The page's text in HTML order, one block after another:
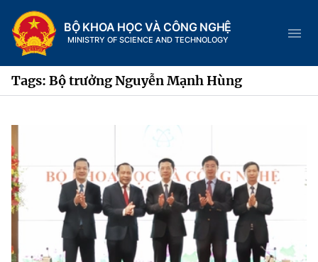
BỘ KHOA HỌC VÀ CÔNG NGHỆ
MINISTRY OF SCIENCE AND TECHNOLOGY
Trang chủ
Giới thiệu
Chức năng nhiệm vụ
Tin tức sự kiện
Tags: Bộ trưởng Nguyễn Mạnh Hùng